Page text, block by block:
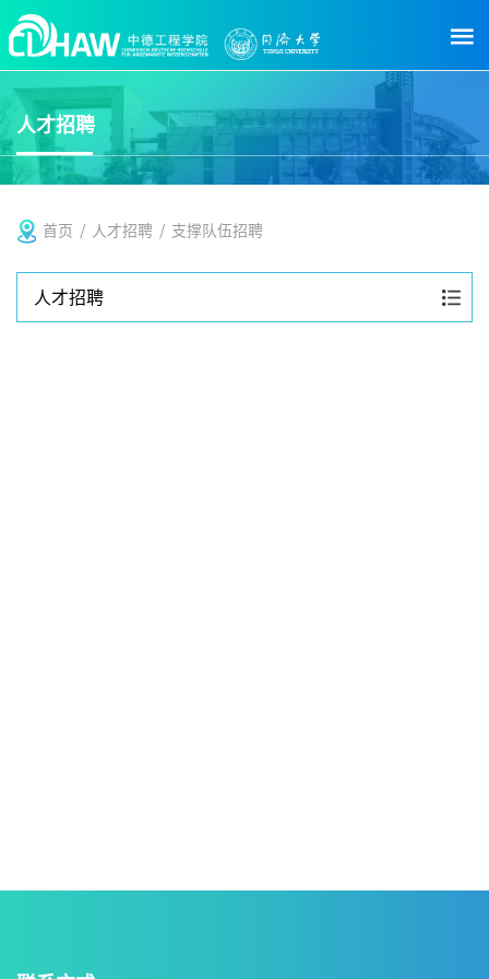
人才招聘
首页 / 人才招聘 / 支撑队伍招聘
人才招聘